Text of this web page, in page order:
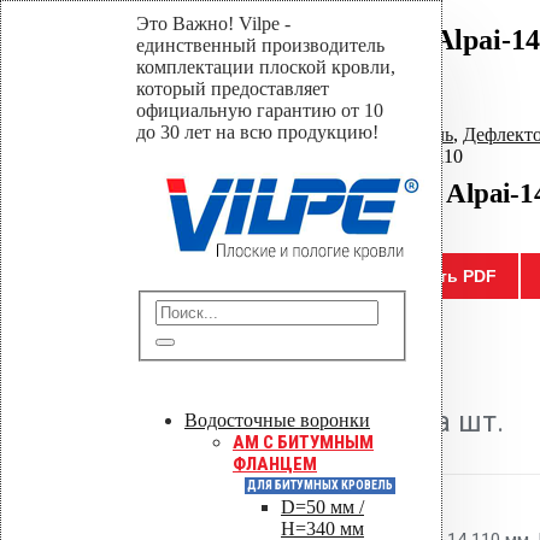
Это Важно! Vilpe -
единственный производитель
комплектации плоской кровли,
который предоставляет
официальную гарантию от 10
до 30 лет на всю продукцию!
Водосточные воронки
AM C БИТУМНЫМ
ФЛАНЦЕМ
ДЛЯ БИТУМНЫХ КРОВЕЛЬ
D=50 мм /
H=340 мм
Дефлектор коньковый Alpai-
Home
Магазин
Дефлекторы для плоских кровель,
Дефлектор коньковый Alpai-14 110
Дефлектор коньковый Alpai-
Сохранить PDF
0out of 5
1,800.00р.Цена за шт.